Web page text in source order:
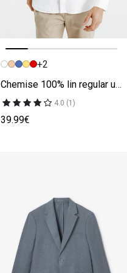
Image précédente
Image suivante
+2
Chemise 100% lin regular unie
4.0 (1)
39.99€